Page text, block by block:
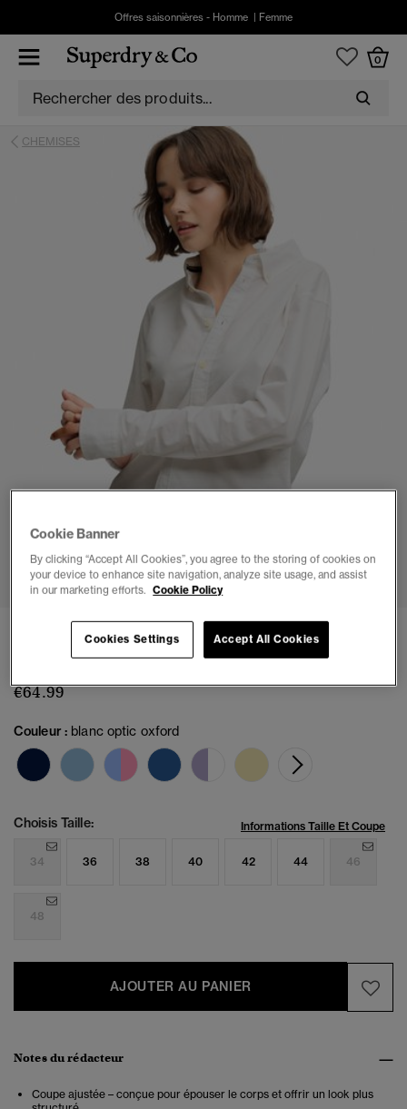
Offres saisonnières - Homme Femme
0
CHEMISES
1 2 3 4 5 6 7
Chemise Oxford Slim Manches Longues
(4)
€64.99
Couleur : blanc optic oxford
Choisis Taille: Informations Taille Et Coupe
34 36 38 40 42 44 46
48
AJOUTER AU PANIER
Notes du rédacteur
Coupe ajustée – conçue pour épouser le corps et offrir un look plus
Cookie Banner
By clicking “Accept All Cookies”, you agree to the storing of cookies on
your device to enhance site navigation, analyze site usage, and assist
in our marketing efforts. Cookie Policy
Cookies Settings Accept All Cookies